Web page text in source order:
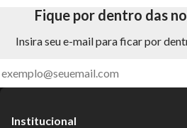
Fique por dentro das
Insira seu e-mail para ficar por
Institucional